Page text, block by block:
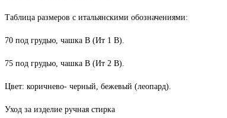
Таблица размеров с итальянскими обозначениями:
70 под грудью, чашка В (Ит 1 В).
75 под грудью, чашка В (Ит 2 В).
Цвет: коричнево- черный, бежевый (леопард).
Уход за изделие ручная стирка